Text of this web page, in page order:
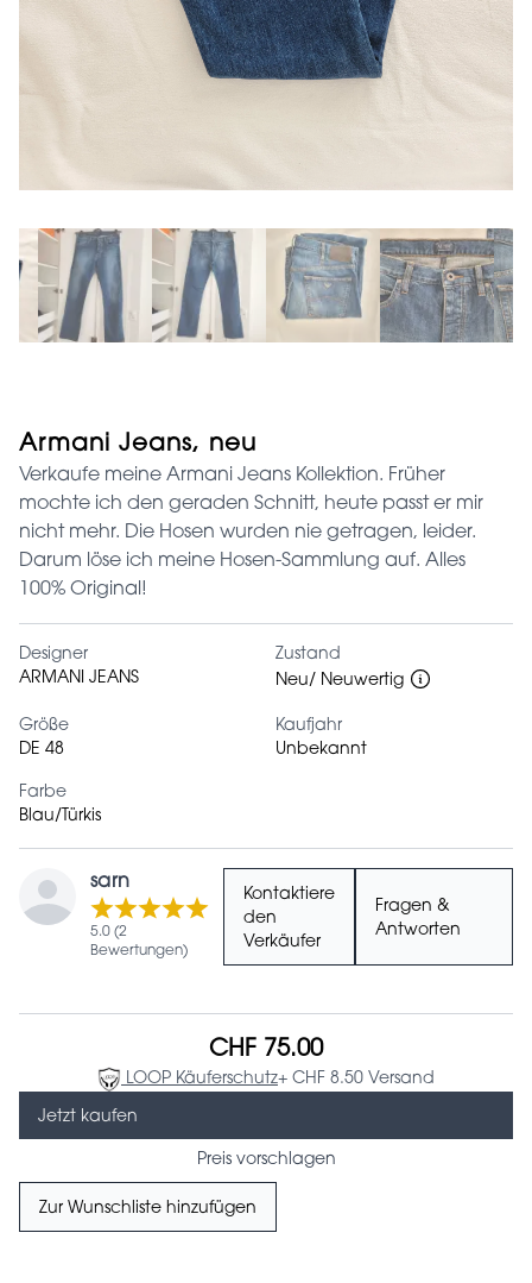
Armani Jeans, neu
Verkaufe meine Armani Jeans Kollektion. Früher
mochte ich den geraden Schnitt, heute passt er mir
nicht mehr. Die Hosen wurden nie getragen, leider.
Darum löse ich meine Hosen-Sammlung auf. Alles
100% Original!
Designer
ARMANI JEANS
Zustand
Neu/ Neuwertig
Größe
DE 48
Kaufjahr
Unbekannt
Farbe
Blau/Türkis
sarn
5.0 (2
Bewertungen)
Kontaktiere
den
Verkäufer
Fragen &
Antworten
CHF 75.00
LOOP Käuferschutz+ CHF 8.50 Versand
Jetzt kaufen
Preis vorschlagen
Zur Wunschliste hinzufügen